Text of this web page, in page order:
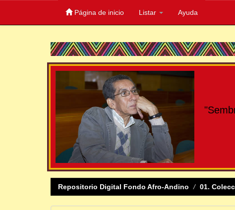
Página de inicio Listar Ayuda
Repositorio Digital Fondo Afro-Andino 01.